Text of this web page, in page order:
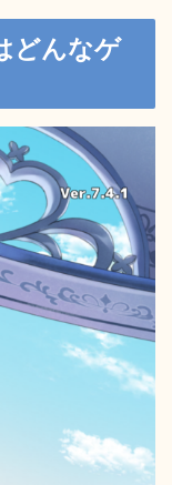
どんなゲ